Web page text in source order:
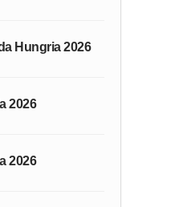
Hungria 2026
2026
2026